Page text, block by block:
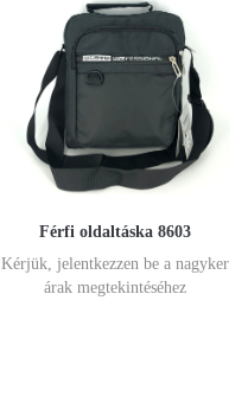
Férfi oldaltáska 8603
Kérjük, jelentkezzen be a nagyker
árak megtekintéséhez